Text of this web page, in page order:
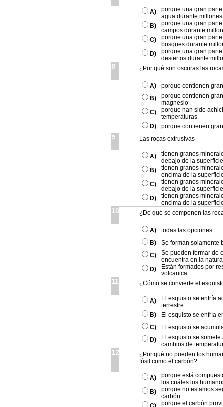
A)
porque una gran
agua durante
B)
porque una gran
campos durante
C)
porque una gran
bosques durante
D)
porque una gran
desiertos durante
8 ¿Por qué son oscuras las
A)
porque contienen
B)
porque contienen
magnesio
C)
porque han sido
temperaturas
D)
porque contienen
9 Las rocas extrusivas
A)
tienen granos
debajo de la
B)
tienen granos
encima de la
C)
tienen granos
debajo de la
D)
tienen granos
encima de la
10 ¿De qué se componen las
A)
todas las opciones
B)
Se forman solamente
C)
Se pueden formar de
encuentra en la
D)
Están formados por
volcánica.
11 ¿Cómo se convierte el
A)
El esquisto se enfría
terrestre.
B)
El esquisto se enfría
C)
El esquisto se
D)
El esquisto se
cambios de
12
¿Por qué no pueden los
fósil como el carbón?
A)
porque está
los cuáles los
B)
porque no estamos
carbón
porque el carbón